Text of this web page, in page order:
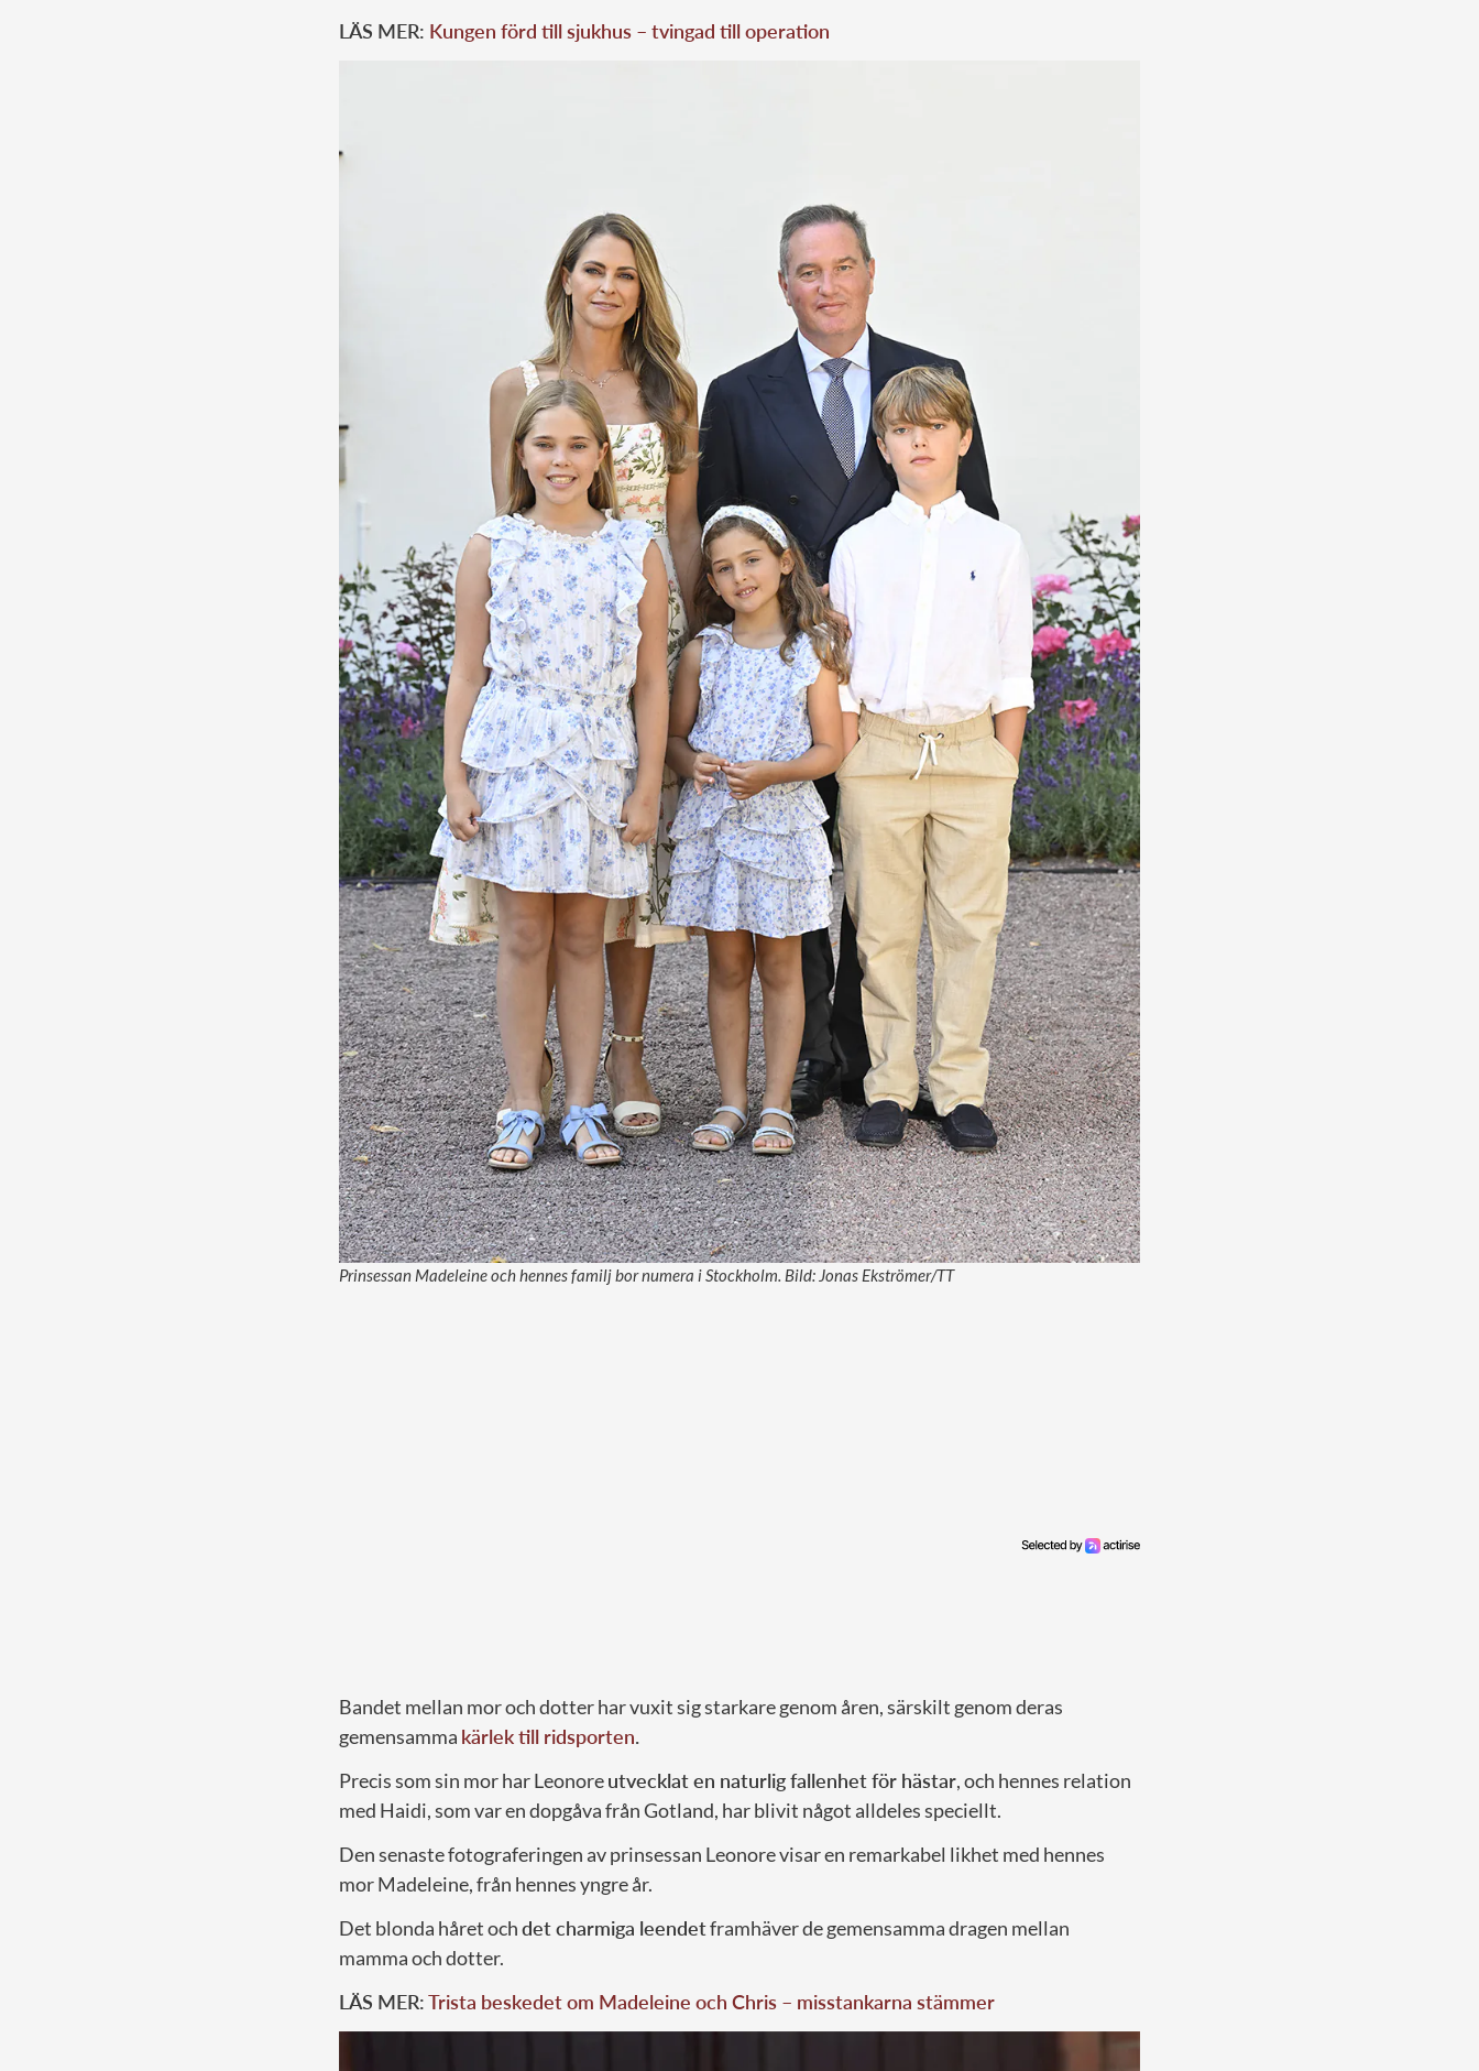
LÄS MER: Kungen förd till sjukhus – tvingad till operation
Prinsessan Madeleine och hennes familj bor numera i Stockholm. Bild: Jonas Ekströmer/TT
Bandet mellan mor och dotter har vuxit sig starkare genom åren, särskilt genom deras
gemensamma kärlek till ridsporten.
Precis som sin mor har Leonoreutvecklat en naturlig fallenhet för hästar, och hennes relation
med Haidi, som var en dopgåva från Gotland, har blivit något alldeles speciellt.
Den senaste fotograferingen av prinsessan Leonore visar en remarkabel likhet med hennes
mor Madeleine, från hennes yngre år.
Det blonda håret ochdet charmiga leendetframhäver de gemensamma dragen mellan
mamma och dotter.
LÄS MER:Trista beskedet om Madeleine och Chris – misstankarna stämmer